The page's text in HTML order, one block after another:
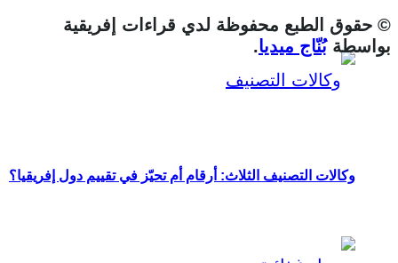
وكالات التصنيف الثلاث: أرقام أم تحيّز في تقييم دول إفريقيا؟
© حقوق الطبع محفوظة لدي قراءات إفريقية
بواسطةبُنّاج ميديا.